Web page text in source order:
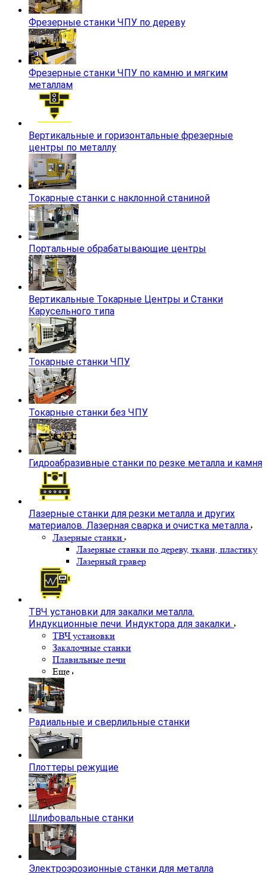
Фрезерные станки ЧПУ по дереву
Фрезерные станки ЧПУ по камню и мягким
металлам
Вертикальные и горизонтальные фрезерные
центры по металлу
Токарные станки с наклонной станиной
Портальные обрабатывающие центры
Вертикальные Токарные Центры и Станки
Карусельного типа
Токарные станки ЧПУ
Токарные станки без ЧПУ
Гидроабразивные станки по резке металла и камня
Лазерные станки для резки металла и других
материалов. Лазерная сварка и очистка металла
Лазерные станки
Лазерные станки по дереву, ткани, пластику
Лазерный гравер
ТВЧ установки для закалки металла.
Индукционные печи. Индуктора для закалки.
ТВЧ установки
Закалочные станки
Плавильные печи
Еще
Радиальные и сверлильные станки
Плоттеры режущие
Шлифовальные станки
Электроэрозионные станки для металла